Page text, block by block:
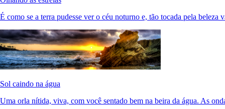
É como se a terra pudesse ver o céu noturno e, tão tocada pela beleza
Sol caindo na água
Uma orla nítida, viva, com você sentado bem na beira da água. As